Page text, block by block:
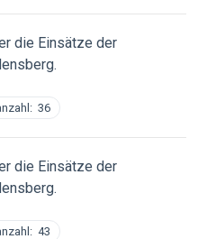
die Einsätze der
36
die Einsätze der
43